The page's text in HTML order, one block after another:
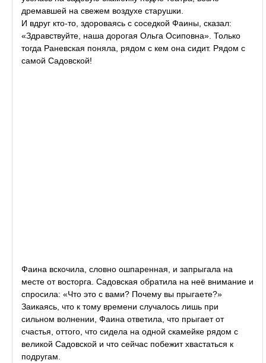
дремавшей на свежем воздухе старушки.
И вдруг кто-то, здороваясь с соседкой Фаины, сказал:
«Здравствуйте, наша дорогая Ольга Осиповна». Только
тогда Раневская поняла, рядом с кем она сидит. Рядом с
самой Садовской!
Фаина вскочила, словно ошпаренная, и запрыгала на
месте от восторга. Садовская обратила на неё внимание и
спросила: «Что это с вами? Почему вы прыгаете?»
Заикаясь, что к тому времени случалось лишь при
сильном волнении, Фаина ответила, что прыгает от
счастья, оттого, что сидела на одной скамейке рядом с
великой Садовской и что сейчас побежит хвастаться к
подругам.